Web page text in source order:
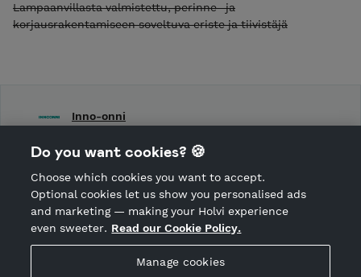
Lampaanvillasta valmistettu, perinne- ja
korjausrakentamiseen soveltuva eriste ja tiivistäjä
Hosted by Holvi
Holvi Payment Services Ltd is regulated by the Financial
Inno-onni
Shop privacy policy
CANCEL ORDER
Do you want cookies? 🍪
Choose which cookies you want to accept.
Optional cookies let us show you personalised ads
and marketing — making your Holvi experience
even sweeter. Read our Cookie Policy.
Manage cookies